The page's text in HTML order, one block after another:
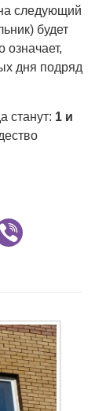
следующий
будет
означает,
дня подряд
станут: 1 и